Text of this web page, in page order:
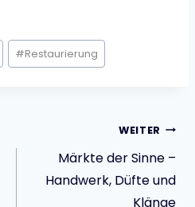
#Restaurierung
WEITER
Märkte der Sinne –
Handwerk, Düfte und
Klänge